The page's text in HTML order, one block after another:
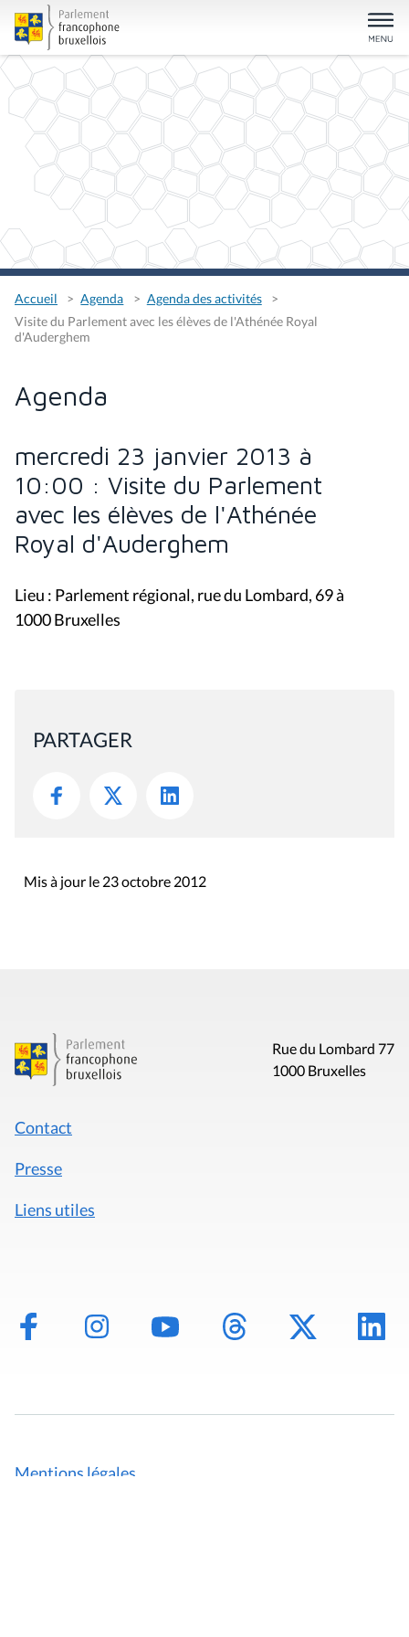
Accueil Agenda
Agenda des activités
Visite du Parlement avec les élèves de l'Athénée Royal
d'Auderghem
Agenda
mercredi 23 janvier 2013 à
10:00 : Visite du Parlement
avec les élèves de l'Athénée
Royal d'Auderghem
Lieu : Parlement régional, rue du Lombard, 69 à
1000 Bruxelles
PARTAGER
Mis à jour le 23 octobre 2012
Rue du Lombard 77
1000 Bruxelles
Contact
Presse
Liens utiles
Mentions légales